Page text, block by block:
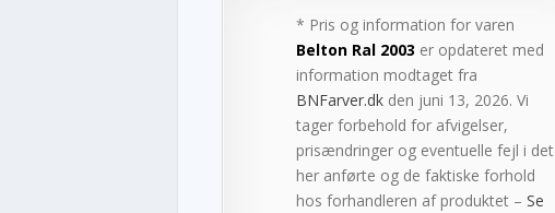
* Pris og information for varen
Belton Ral 2003 er opdateret med
information modtaget fra
BNFarver.dkden juni 13, 2026. Vi
tager forbehold for afvigelser,
prisændringer og eventuelle fejl i det
her anførte og de faktiske forhold
hos forhandleren af produktet – Se